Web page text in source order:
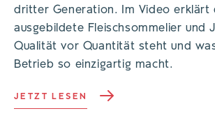
dritter Generation. Im Video erklärt
ausgebildete Fleischsommelier und
Qualität vor Quantität steht und
Betrieb so einzigartig macht.
JETZT LESEN